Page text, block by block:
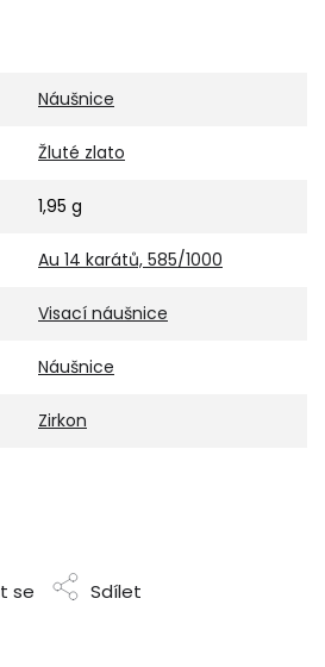
Náušnice
Žluté zlato
1,95 g
Au 14 karátů, 585/1000
Visací náušnice
Náušnice
Zirkon
se Sdílet